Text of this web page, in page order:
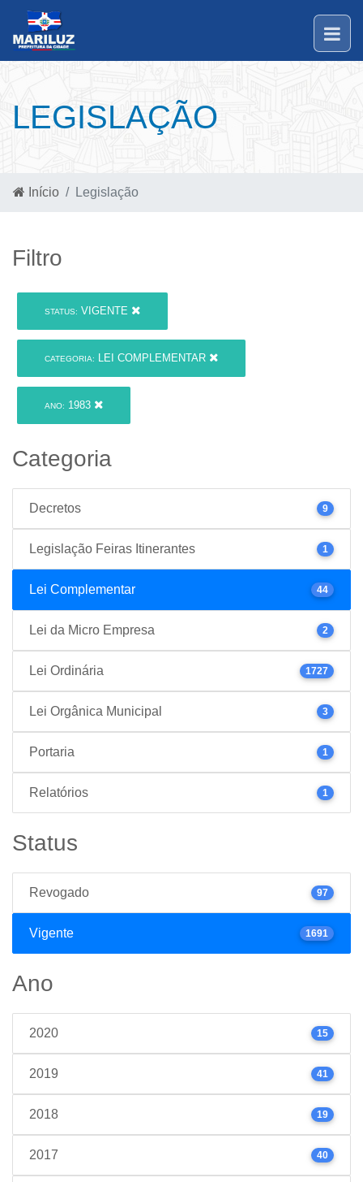
LEGISLAÇÃO
Início Legislação
Filtro
STATUS: VIGENTE
CATEGORIA: LEI COMPLEMENTAR
ANO: 1983
Categoria
Decretos 9
Legislação Feiras Itinerantes 1
Lei Complementar 44
Lei da Micro Empresa 2
Lei Ordinária 1727
Lei Orgânica Municipal 3
Portaria 1
Relatórios 1
Status
Revogado 97
Vigente 1691
Ano
2020 15
2019 41
2018 19
2017 40